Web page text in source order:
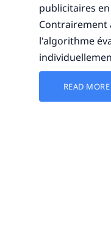
publicitaires
Contrairement
l'algorithme
READ MORE